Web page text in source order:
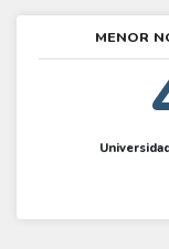
MENOR